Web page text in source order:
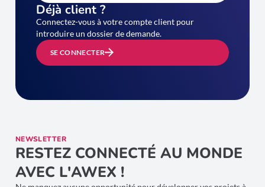
Déjà client ?
Connectez-vous à votre compte client pour
introduire un dossier de demande.
SE CONNECTER
NEWSLETTER
RESTEZ CONNECTÉ AU MONDE
AVEC L'AWEX !